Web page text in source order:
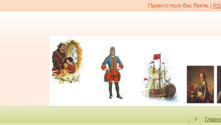
Приветствую Вас Гость |